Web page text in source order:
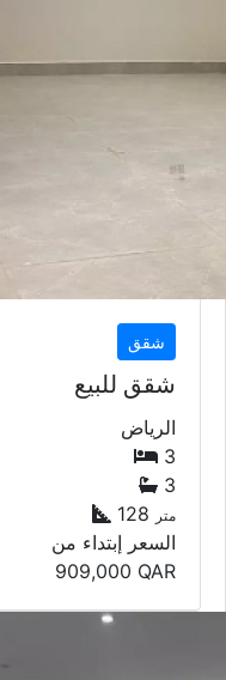
شقق
شقق للبيع
الرياض
3
3
128 متر
السعر إبتداء من
909,000 QAR